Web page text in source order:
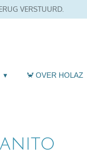
VERSTUURD.
🦀 OVER HOLAZ